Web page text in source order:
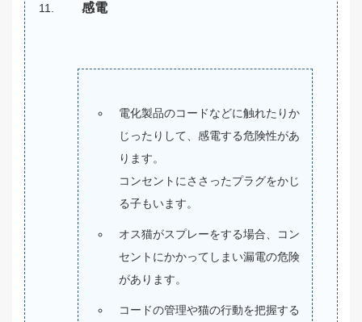
感電
電化製品のコードなどに触れたりか
じったりして、感電する危険性があ
ります。
コンセントにささったプラグをかじ
る子もいます。
オス猫がスプレーをする場合、コン
セントにかかってしまい漏電の危険
があります。
コードの管理や猫の行動を把握する